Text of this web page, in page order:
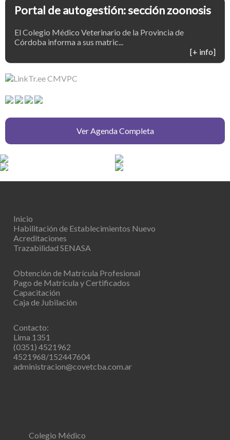
Portal de autogestión: sección zoonosis
El Colegio Médico Veterinario de la Provincia de
Córdoba informa a sus matric...
[+ info]
Ver Agenda Completa
Inicio
Habilitación de Establecimientos Nuevo
Acreditaciones
Trazabilidad SENASA
Obtención de Matrícula Profesional
Pago de Matrícula y Certificados
Capacitación
Caja de Jubilación
Contacto:
Lima 1351
(0351) 4521962
4521968/152447604
administracion@covetcba.com.ar
Colegio Médico